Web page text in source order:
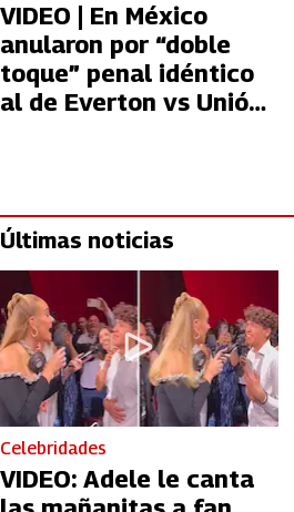
VIDEO | En México
anularon por “doble
toque” penal idéntico
al de Everton vs Unión
Últimas noticias
Celebridades
VIDEO: Adele le canta